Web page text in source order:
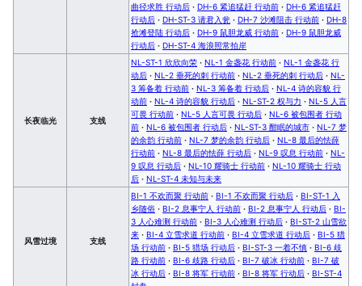
曲径求胜 行动后 · DH-6 紧追猛赶 行动前 · DH-6 紧追猛赶
行动后 · DH-ST-3 请君入瓮 · DH-7 沙滩阻击 行动前 · DH-8
抢滩登陆 行动后 · DH-9 鼠胆龙威 行动前 · DH-9 鼠胆龙威
行动后 · DH-ST-4 海浪照常拍岸
长夜临光 支线
NL-ST-1 欣欣向荣 · NL-1 金盏花 行动前 · NL-1 金盏花 行
动后 · NL-2 垂死的刺 行动前 · NL-2 垂死的刺 行动后 · NL-
3 筹备着 行动前 · NL-3 筹备着 行动后 · NL-4 诗的容貌 行
动前 · NL-4 诗的容貌 行动后 · NL-ST-2 权与力 · NL-5 人言
可畏 行动前 · NL-5 人言可畏 行动后 · NL-6 被包围者 行动
前 · NL-6 被包围者 行动后 · NL-ST-3 酣眠的城市 · NL-7 梦
的余韵 行动前 · NL-7 梦的余韵 行动后 · NL-8 最后的怯薛
行动前 · NL-8 最后的怯薛 行动后 · NL-9 叹息 行动前 · NL-
9 叹息 行动后 · NL-10 耀骑士 行动前 · NL-10 耀骑士 行动
后 · NL-ST-4 未知与未来
风雪过境 支线
BI-1 不欢而聚 行动前 · BI-1 不欢而聚 行动后 · BI-ST-1 入
乡随俗 · BI-2 息事宁人 行动前 · BI-2 息事宁人 行动后 · BI-
3 人心难测 行动前 · BI-3 人心难测 行动后 · BI-ST-2 山雪欲
来 · BI-4 立雪求道 行动前 · BI-4 立雪求道 行动后 · BI-5 猎
场 行动前 · BI-5 猎场 行动后 · BI-ST-3 一着不慎 · BI-6 歧
路 行动前 · BI-6 歧路 行动后 · BI-7 破冰 行动前 · BI-7 破
冰 行动后 · BI-8 将军 行动前 · BI-8 将军 行动后 · BI-ST-4